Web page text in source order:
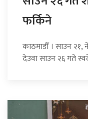
फर्किने
काठमाडौँ । साउन २१,
देउवा साउन २६ गते